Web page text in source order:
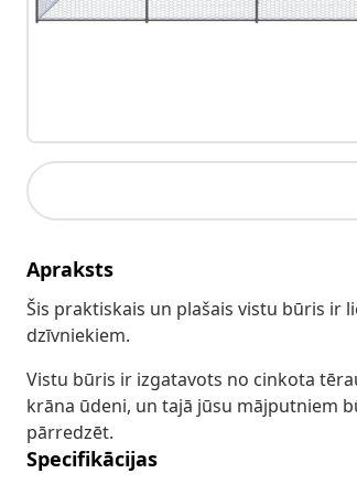
Apraksts
Šis praktiskais un plašais vistu būris ir
dzīvniekiem.
Vistu būris ir izgatavots no cinkota
krāna ūdeni, un tajā jūsu mājputniem
pārredzēt.
Specifikācijas